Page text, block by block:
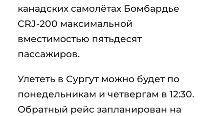
канадских самолётах Бомбардье
CRJ-200 максимальной
вместимостью пятьдесят
пассажиров.
Улететь в Сургут можно будет по
понедельникам и четвергам в 12:30.
Обратный рейс запланирован на